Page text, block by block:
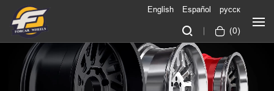
(0)
English Español русск